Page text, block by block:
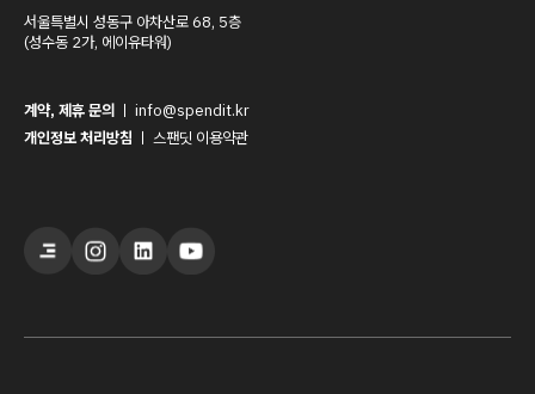
서울특별시 성동구 아차산로 68, 5층
(성수동 2가, 에이유타워)
계약, 제휴 문의 ㅣ info@spendit.kr
개인정보 처리방침 ㅣ 스팬딧 이용약관